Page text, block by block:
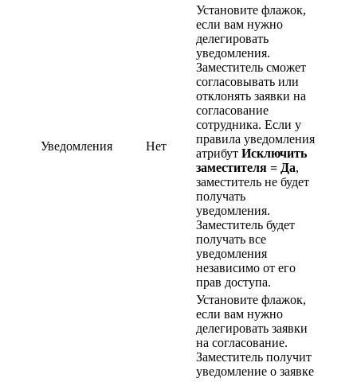
Уведомления Нет
Установите флажок,
если вам нужно
делегировать
уведомления.
Заместитель сможет
согласовывать или
отклонять заявки на
согласование
сотрудника. Если у
правила уведомления
атрибут Исключить
заместителя = Да,
заместитель не будет
получать
уведомления.
Заместитель будет
получать все
уведомления
независимо от его
прав доступа.
Установите флажок,
если вам нужно
делегировать заявки
на согласование.
Заместитель получит
уведомление о заявке